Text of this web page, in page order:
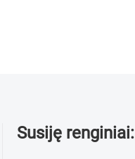
Susiję renginiai: